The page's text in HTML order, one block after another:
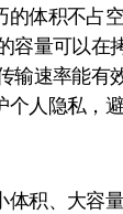
的体积不占
容量可以在
输速率能有
个人隐私，
积、大容